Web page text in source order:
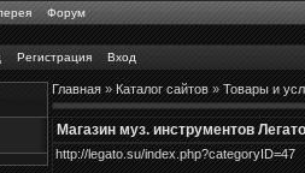
Форум
Регистрация Вход
Главная»Каталог сайтов»Товары и
Магазин муз. инструментов
http://legato.su/index.php?categoryID=47